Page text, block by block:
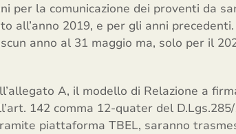
per la comunicazione dei proventi da
all’anno 2019, e per gli anni
anno al 31 maggio ma, solo per il
A, il modello di Relazione a
142 comma 12-quater del
piattaforma TBEL, saranno